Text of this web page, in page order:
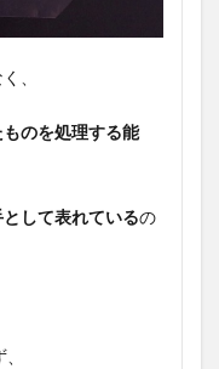
、
ものを処理する能
して表れているの